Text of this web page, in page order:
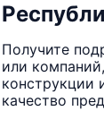
Получите
или
конструкции
качество